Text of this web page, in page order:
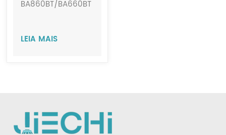
automática e
BA860BT/BA660BT
BA860BT/BA660BT
LEIA MAIS